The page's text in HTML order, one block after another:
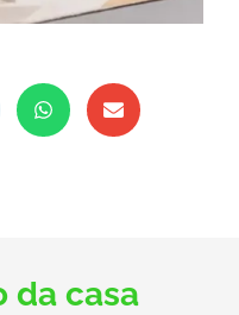
da casa